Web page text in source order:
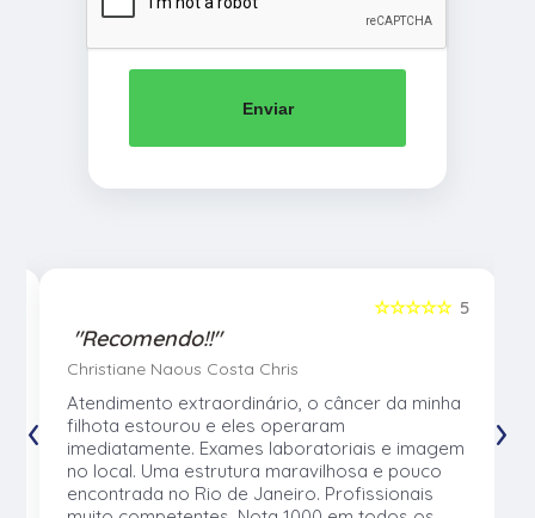
Enviar
5
☆☆☆☆☆
"Recomendo!!"
Christiane Naous Costa Chris
Atendimento extraordinário, o câncer da minha
filhota estourou e eles operaram
imediatamente. Exames laboratoriais e imagem
no local. Uma estrutura maravilhosa e pouco
encontrada no Rio de Janeiro. Profissionais
‹ ›